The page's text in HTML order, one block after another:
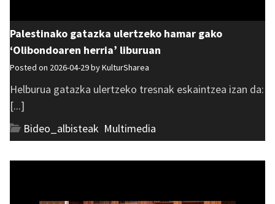
Palestinako gatazka ulertzeko hamar gako
‘Olibondoaren herria’ liburuan
Posted on 2026-04-29 byKulturSharea
Helburua gatazka ulertzeko tresnak eskaintzea izan da:
[...]
Bideo_albisteak Multimedia